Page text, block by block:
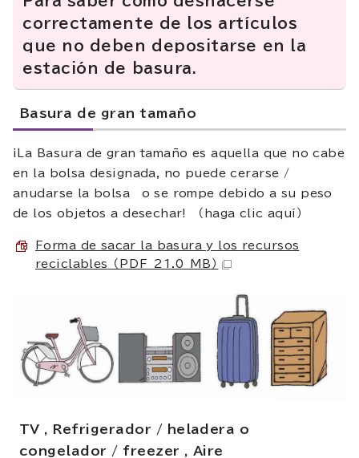
correctamente de los artículos
que no deben depositarse en la
estación de basura.
Basura de gran tamaño
¡La Basura de gran tamaño es aquella que no cabe
en la bolsa designada, no puede cerarse /
anudarse la bolsa o se rompe debido a su peso
de los objetos a desechar! （haga clic aquí）
Forma de sacar la basura y los recursos
reciclables
（PDF 21.0 MB）
TV , Refrigerador / heladera o
congelador / freezer , Aire